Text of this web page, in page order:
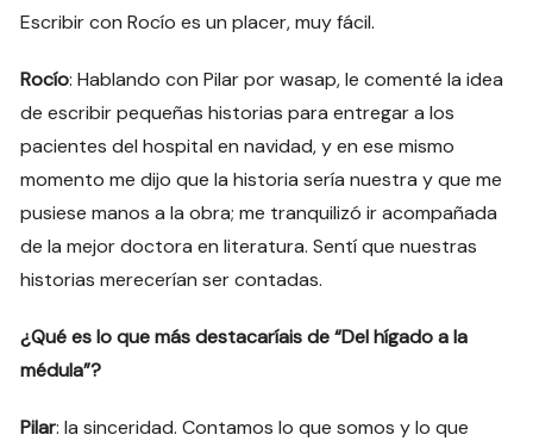
Escribir con Rocío es un placer, muy fácil.
Rocío: Hablando con Pilar por wasap, le comenté la idea
de escribir pequeñas historias para entregar a los
pacientes del hospital en navidad, y en ese mismo
momento me dijo que la historia sería nuestra y que me
pusiese manos a la obra; me tranquilizó ir acompañada
de la mejor doctora en literatura. Sentí que nuestras
historias merecerían ser contadas.
¿Qué es lo que más destacaríais de “Del hígado a la
médula”?
Pilar: la sinceridad. Contamos lo que somos y lo que